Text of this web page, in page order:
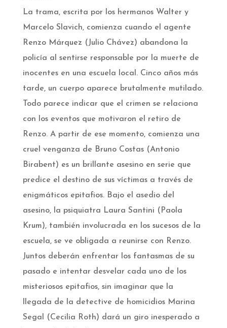
La trama, escrita por los hermanos Walter y
Marcelo Slavich, comienza cuando el agente
Renzo Márquez (Julio Chávez) abandona la
policía al sentirse responsable por la muerte de
inocentes en una escuela local. Cinco años más
tarde, un cuerpo aparece brutalmente mutilado.
Todo parece indicar que el crimen se relaciona
con los eventos que motivaron el retiro de
Renzo. A partir de ese momento, comienza una
cruel venganza de Bruno Costas (Antonio
Birabent) es un brillante asesino en serie que
predice el destino de sus víctimas a través de
enigmáticos epitafios. Bajo el asedio del
asesino, la psiquiatra Laura Santini (Paola
Krum), también involucrada en los sucesos de la
escuela, se ve obligada a reunirse con Renzo.
Juntos deberán enfrentar los fantasmas de su
pasado e intentar desvelar cada uno de los
misteriosos epitafios, sin imaginar que la
llegada de la detective de homicidios Marina
Segal (Cecilia Roth) dará un giro inesperado a